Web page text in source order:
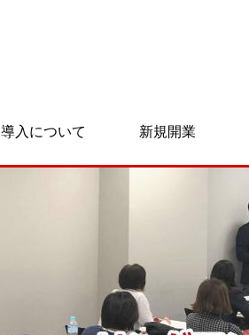
導入について 新規開業